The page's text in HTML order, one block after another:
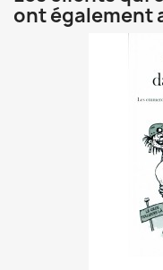
ont également